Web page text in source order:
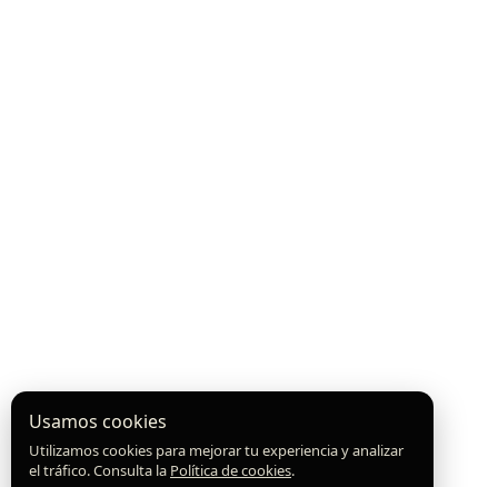
Usamos cookies
Utilizamos cookies para mejorar tu experiencia y analizar
el tráfico. Consulta la Política de cookies.